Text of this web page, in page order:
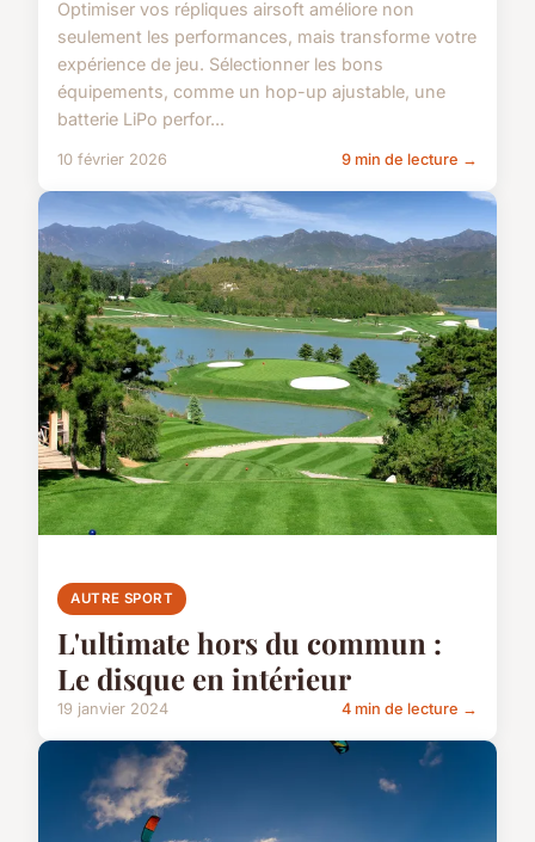
Optimiser vos répliques airsoft améliore non
seulement les performances, mais transforme votre
expérience de jeu. Sélectionner les bons
équipements, comme un hop-up ajustable, une
batterie LiPo perfor...
10 février 2026 9 min de lecture →
AUTRE SPORT
L'ultimate hors du commun :
Le disque en intérieur
19 janvier 2024 4 min de lecture →